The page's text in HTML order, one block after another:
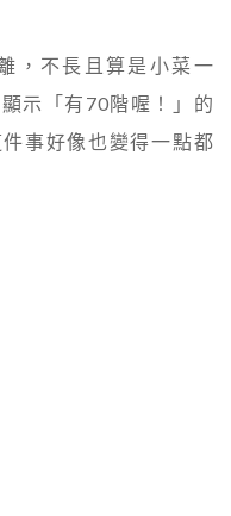
，不長且算是小菜一
示「有70階喔！」的
事好像也變得一點都